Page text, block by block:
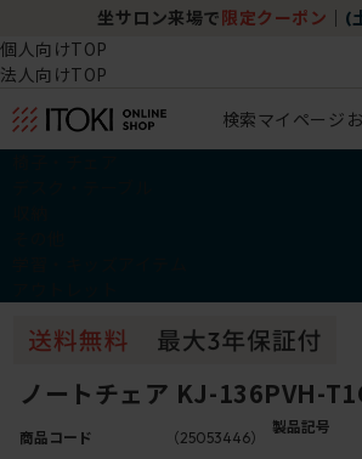
坐サロン来場で 限定クーポン (
個人向けTOP
法人向けTOP
検索マイページ
ノートチェア KJ-136PVH-
商品コード （25053446）
製品記号